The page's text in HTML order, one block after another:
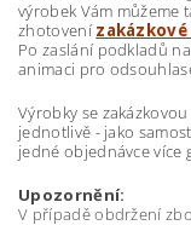
výrobek Vám můžeme
zhotovení
Po zaslání podkladů
animaci pro
Výrobky se
jednotlivě - jako
jedné objednávce více
Upozornění:
V případě obdržení